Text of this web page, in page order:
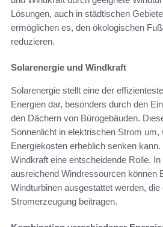
Lösungen, auch in städtischen
ermöglichen es, den ökologischen
reduzieren.
Solarenergie und Windkraft
Solarenergie stellt eine der
Energien dar, besonders durch den
den Dächern von Bürogebäuden.
Sonnenlicht in elektrischen Strom um,
Energiekosten erheblich senken
Windkraft eine entscheidende Rolle.
ausreichend Windressourcen können
Windturbinen ausgestattet werden, die
Stromerzeugung beitragen.